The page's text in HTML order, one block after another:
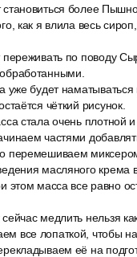
становиться более
как я влила весь
переживать по поводу
уже будет
чёткий рисунок.
стала очень плотной
частями
перемешиваем
масляного крема
этом масса все равно
медлить нельзя
все лопаткой, чтобы
её на